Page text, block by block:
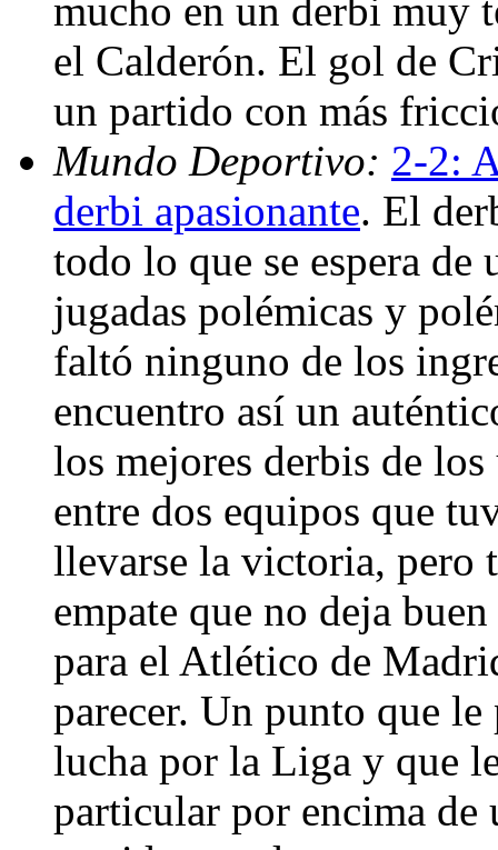
mucho en un derbi muy
el Calderón. El gol de
un partido con más
Mundo Deportivo: 2-2:
derbi apasionante. El
todo lo que se espera
jugadas polémicas y
faltó ninguno de los
encuentro así un
los mejores derbis de
entre dos equipos que
llevarse la victoria, pero
empate que no deja
para el Atlético de
parecer. Un punto que
lucha por la Liga y que
particular por encima de